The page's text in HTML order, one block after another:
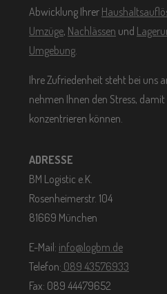
Abwicklung Ihrer
Umzüge, Nachlässen und
Umgebung.
Ihre Zufriedenheit steht bei uns
nehmen Ihnen den Stress, damit
konzentrieren können.
ADRESSE
BM Logistic e.K.
Rosenheimerstr. 104
81669 München
E-Mail: info@logbm.de
Telefon: 089 43576933
Fax: 089 44479652